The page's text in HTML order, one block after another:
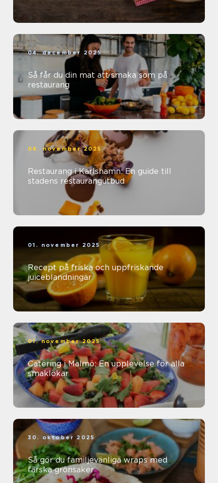
04. december 2025
Så får du din mat att smaka som på
restaurang
06. november 2025
Restaurang i Karlshamn: En guide till
stadens restaurangutbud
01. november 2025
Recept på friska och uppfriskande
juiceblandningar
01. november 2025
Catering i Malmö: En upplevelse för alla
smaklökar
30. oktober 2025
Så gör du familjevänliga wraps med
färska grönsaker